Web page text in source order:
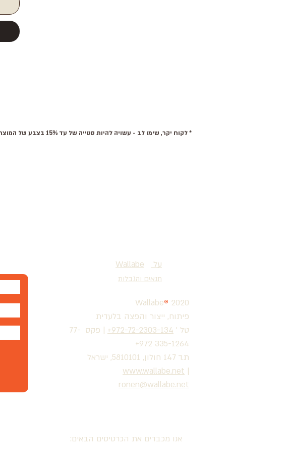
* לקוח יקר, שימו לב - עשויה להיות סטייה של עד 15% בצבע של המוצרים. בנוסף, תיתכן סטיית צבע בין מסכים שונים מהצבעים המקוריים בפועל. למידע נוסף אנא צרו איתנו קשר:
על Wallabe
תנאים והגבלות
2020
®
Wallabe
פיתוח, ייצור והפצה בלעדית
טל ' 972-72-2303-134+
|
פקס 77-
335-1264 972+
ת.ד 147 חולון, 5810101, ישראל
www.wallabe.net |
ronen@wallabe.net
אנו מכבדים את הכרטיסים הבאים: